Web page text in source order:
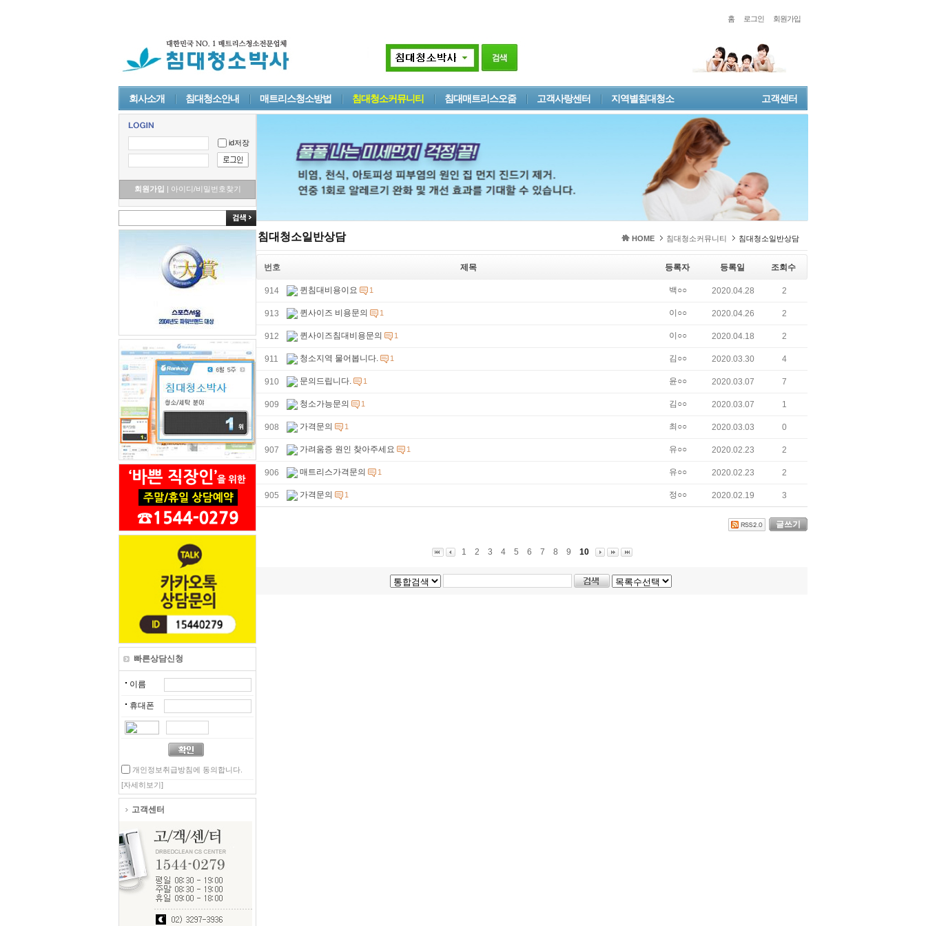
홈 로그인 회원가입
회사소개 침대청소안내 매트리스청소방법 침대청소커뮤니티 침대매트리스오줌 고객사랑센터 지역별침대청소 고객센터
id저장
회원가입 | 아이디/비밀번호찾기
빠른상담신청
이름
휴대폰
개인정보취급방침에 동의합니다.
[자세히보기]
고객센터
침대청소일반상담 HOME 침대청소커뮤니티 침대청소일반상담
번호 제목 등록자 등록일 조회수
914 퀸침대비용이요 1 백○○ 2020.04.28 2
913 퀸사이즈 비용문의 1 이○○ 2020.04.26 2
912 퀸사이즈침대비용문의 1 이○○ 2020.04.18 2
911 청소지역 물어봅니다. 1 김○○ 2020.03.30 4
910 문의드립니다. 1 윤○○ 2020.03.07 7
909 청소가능문의 1 김○○ 2020.03.07 1
908 가격문의 1 최○○ 2020.03.03 0
907 가려움증 원인 찾아주세요 1 유○○ 2020.02.23 2
906 매트리스가격문의 1 유○○ 2020.02.23 2
905 가격문의 1 정○○ 2020.02.19 3
글쓰기
1 2 3 4 5 6 7 8 9 10